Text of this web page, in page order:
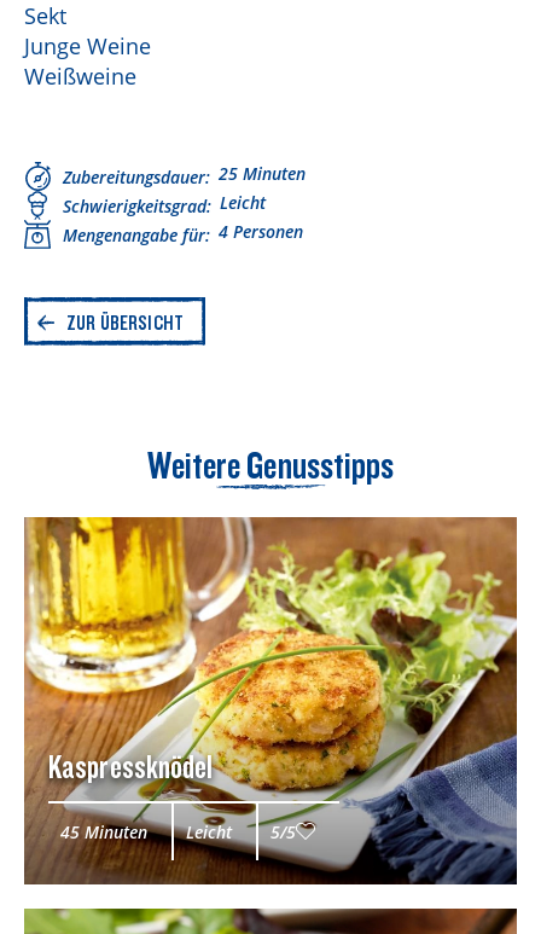
Sekt
Junge Weine
Weißweine
Zubereitungsdauer 25 Minuten
Schwierigkeitsgrad Leicht
Mengenangabe für 4 Personen
ZUR ÜBERSICHT
Weitere Genusstipps
Kaspressknödel
45 Minuten Leicht 5/5